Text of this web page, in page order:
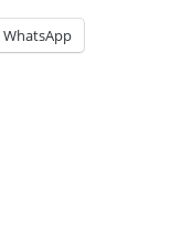
WhatsApp